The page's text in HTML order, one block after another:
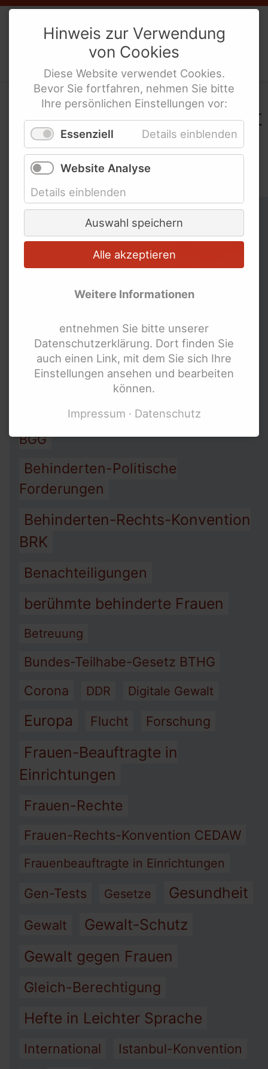
Bundesministerien und mehr
Internationale Links
Weibernetze.V.
Politische Interes­sen­ver­tre­tung
behinderte Frauen
In der WeiberZEIT "Leicht
gesagt" nach
Schlagworten suchen
Schlagworte überspringen
Abschied
Behandlungs-Gesetz AGG
Arbeit Armut Assistenz
Barriere-Freiheit
Behinderten-Gleichstellungs-Gesetz
BGG
Behinderten-Politische
Forderungen
Behinderten-Rechts-Konvention
BRK
Benachteiligungen
berühmte behinderte Frauen
Betreuung
Bundes-Teilhabe-Gesetz BTHG
Corona
DDR Digitale Gewalt
Europa Flucht Forschung
Frauen-Beauftragte in
Einrichtungen
Frauen-Rechte
Frauen-Rechts-Konvention CEDAW
Frauenbeauftragte in Einrichtungen
Gen-Tests Gesetze Gesundheit
Gewalt
Gewalt-Schutz
Gewalt gegen Frauen
Gleich-Berechtigung
Hefte in Leichter Sprache
International Istanbul-Konvention
Hinweis zur Verwendung
von Cookies
Diese Website verwendet Cookies.
Bevor Sie fortfahren, nehmen Sie bitte
Ihre persönlichen Einstellungen vor:
Essenziell Details einblenden
Website Analyse
Details einblenden
Auswahl speichern
Alle akzeptieren
Weitere Informationen
entnehmen Sie bitte unserer
Datenschutzerklärung. Dort finden Sie
auch einen Link, mit dem Sie sich Ihre
Einstellungen ansehen und bearbeiten
können.
Impressum
Datenschutz